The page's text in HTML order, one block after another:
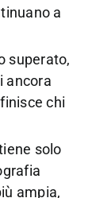
a
superato,
ancora
chi
solo
ampia,